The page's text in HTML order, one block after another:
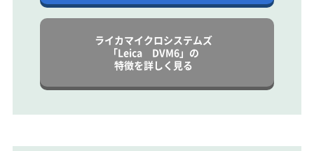
ライカマイクロシステムズ
「Leica DVM6」の
特徴を詳しく見る